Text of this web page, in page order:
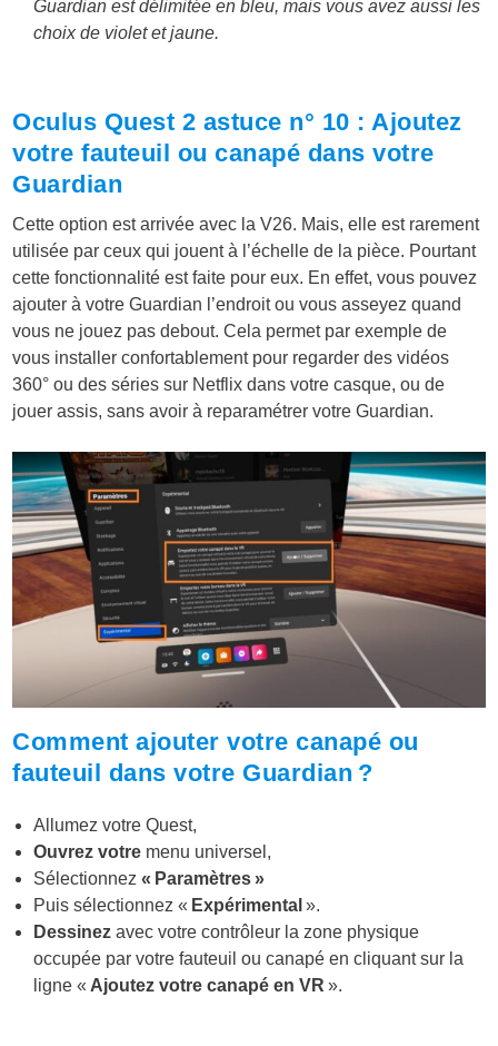
Guardian est délimitée en bleu, mais vous avez aussi les
choix de violet et jaune.
Oculus Quest 2 astuce n° 10 : Ajoutez
votre fauteuil ou canapé dans votre
Guardian
Cette option est arrivée avec la V26. Mais, elle est rarement
utilisée par ceux qui jouent à l’échelle de la pièce. Pourtant
cette fonctionnalité est faite pour eux. En effet, vous pouvez
ajouter à votre Guardian l’endroit ou vous asseyez quand
vous ne jouez pas debout. Cela permet par exemple de
vous installer confortablement pour regarder des vidéos
360° ou des séries sur Netflix dans votre casque, ou de
jouer assis, sans avoir à reparamétrer votre Guardian.
Comment ajouter votre canapé ou
fauteuil dans votre Guardian ?
Allumez votre Quest,
Ouvrez votre menu universel,
Sélectionnez« Paramètres »
Puis sélectionnez « Expérimental».
Dessinez avec votre contrôleur la zone physique
occupée par votre fauteuil ou canapé en cliquant sur la
ligne « Ajoutez votre canapé en VR ».